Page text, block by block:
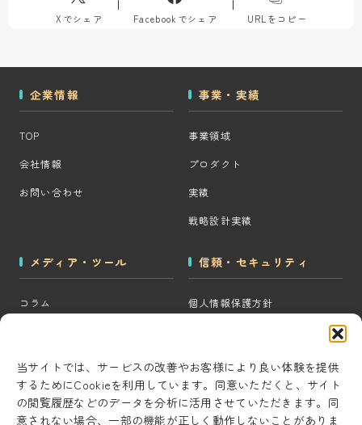
当サイトでは、サービスの改善やお客様により良い体験を提供
するためにCookieを利用しています。同意いただくと、サイト
の閲覧履歴などのデータを分析に活用させていただきます。同
意されない場合、一部の機能が正しく動作しないことがありま
Xでシェア Facebookでシェア URLをコピー
企業情報
TOP
会社情報
お問い合わせ
事業・実績
事業領域
プロダクト
実績
戦略設計実績
メディア・ツール
コラム
CRM・MAツール選定診断
BigQuery×GTM 相場見積もり
ツール
信頼・セキュリティ
個人情報保護方針
コンテンツ制作方針
研究・開発方針
セキュリティ対策